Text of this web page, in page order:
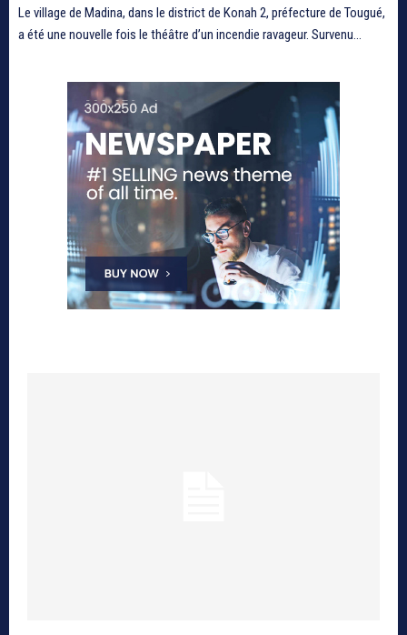
Le village de Madina, dans le district de Konah 2, préfecture de Tougué,
a été une nouvelle fois le théâtre d’un incendie ravageur. Survenu...